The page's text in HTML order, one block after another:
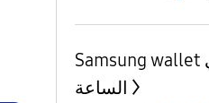
Samsung wallet في
الساعة